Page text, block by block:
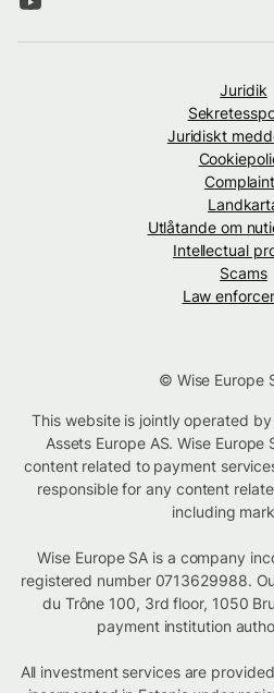
Juridik
Juridiskt
Utlåtande om
Intellectual
Scams
Law
© Wise Europe
This website is jointly operated by
Assets Europe AS. Wise Europe
content related to payment
responsible for any content
including
Wise Europe SA is a company
registered number 0713629988.
du Trône 100, 3rd floor, 1050
payment institution
All investment services are